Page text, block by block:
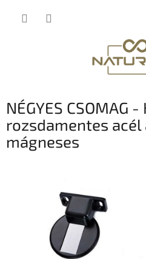
NÉGYES CSOMAG
rozsdamentes
mágneses